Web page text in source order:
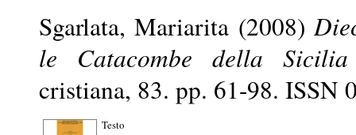
Sgarlata, Mariarita (2008)
le Catacombe della
cristiana, 83. pp. 61-98. ISSN
Testo